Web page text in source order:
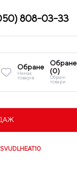
808-03-33
Обране
Немає
товарів
Обране
(0)
Обрані
товари